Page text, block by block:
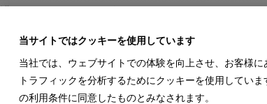
当サイトではクッキーを使用しています
当社では、ウェブサイトでの体験を向上させ、お客様に
トラフィックを分析するためにクッキーを使用してい
の利用条件に同意したものとみなされます。